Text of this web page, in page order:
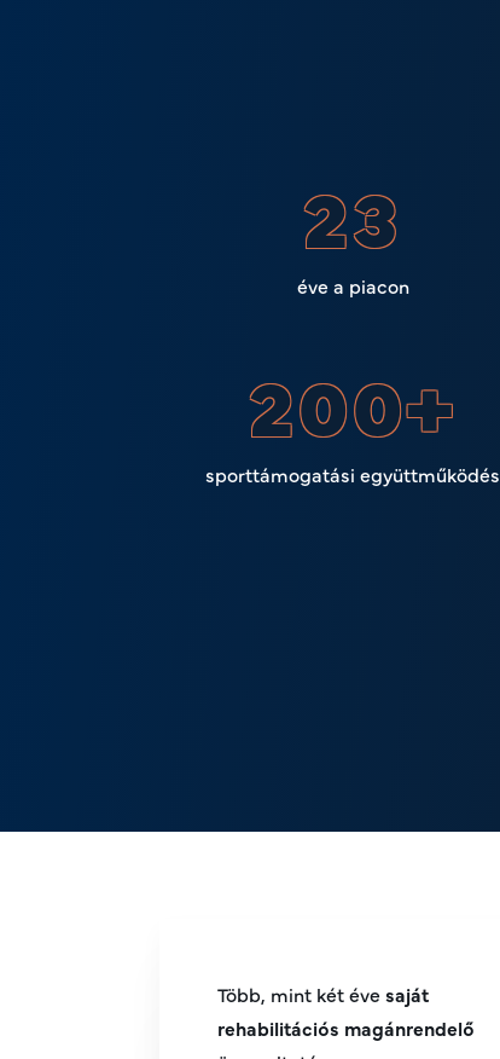
23
éve a piacon
200+
sporttámogatási együttműködés
Több, mint két éve saját
rehabilitációs magánrendelő